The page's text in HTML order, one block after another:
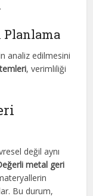
Planlama
analiz edilmesini
, verimliliği
değil aynı
metal geri
Bu durum,